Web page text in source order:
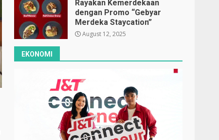
Rayakan Kemerdekaan
dengan Promo “Gebyar
Merdeka Staycation”
August 12, 2025
EKONOMI